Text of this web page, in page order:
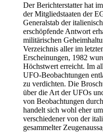
Der Berichterstatter hat
der Mitgliedstaaten der
Generalstab der
erschöpfende Antwort
militärischen
Verzeichnis aller im
Erscheinungen, 1982
Höchstwert erreicht. Im
UFO-Beobachtungen
zu verdichten. Die
über die Art der UFOs
von Beobachtungen
handelt sich wohl eher
verschiedener von der
gesammelter